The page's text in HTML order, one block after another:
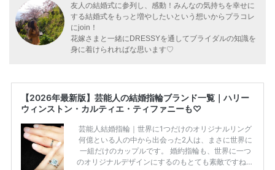
友人の結婚式に参列し、感動！みんなの気持ちを幸せに
する結婚式をもっと増やしたいという想いからプラコレ
にjoin！
花嫁さまと一緒にDRESSYを通してブライダルの知識を
身に着けられればな思います♡
【2026年最新版】芸能人の結婚指輪ブランド一覧｜ハリー
ウィンストン・カルティエ・ティファニーも♡
芸能人結婚指輪｜世界に1つだけのオリジナルリング
何億といる人の中から出会った2人は、まさに世界に
一組だけのカップルです。 婚約指輪も、世界に一つ
のオリジナルデザインにするのもとても素敵ですね♡